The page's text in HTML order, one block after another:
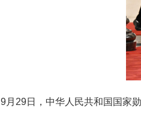
9月29日，中华人民共和国国家